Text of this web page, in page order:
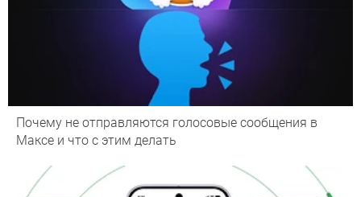
Почему не отправляются голосовые сообщения в
Максе и что с этим делать